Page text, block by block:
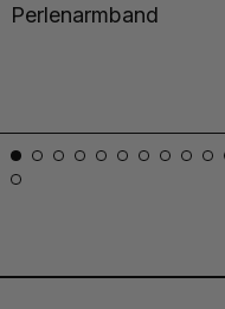
Perlenarmband